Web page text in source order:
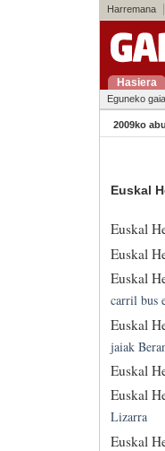
Harremana
Hasiera
Eguneko
2009ko
Euskal
Euskal
Euskal
Euskal
carril bus
Euskal
jaiak
Euskal
Euskal
Lizarra
Euskal